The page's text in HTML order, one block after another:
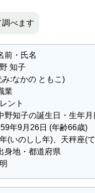
べます
前・氏名
知子
み:なかの ともこ)
業
ント
野知子の誕生日・生年月
年9月26日 (年齢66歳)
(いのしし年)、天秤座(
身地・都道府県